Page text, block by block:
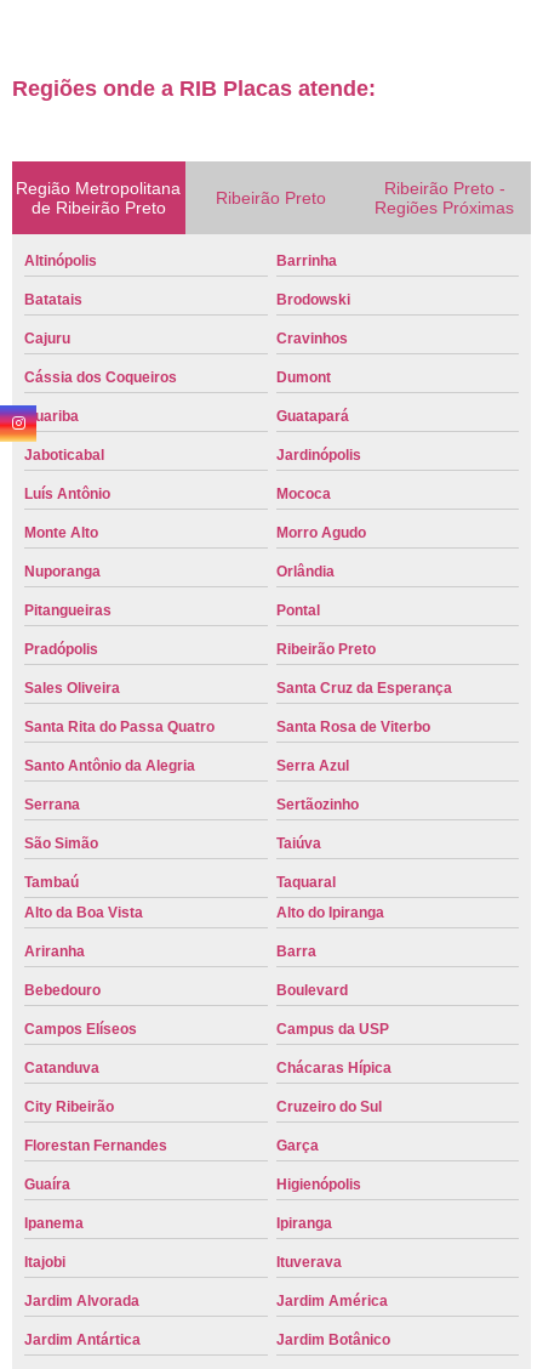
Regiões onde a RIB Placas atende:
Região Metropolitana
de Ribeirão Preto
Ribeirão Preto
Ribeirão Preto -
Regiões Próximas
Altinópolis Barrinha
Batatais Brodowski
Cajuru Cravinhos
Cássia dos Coqueiros Dumont
Guariba Guatapará
Jaboticabal Jardinópolis
Luís Antônio Mococa
Monte Alto Morro Agudo
Nuporanga Orlândia
Pitangueiras Pontal
Pradópolis Ribeirão Preto
Sales Oliveira Santa Cruz da Esperança
Santa Rita do Passa Quatro Santa Rosa de Viterbo
Santo Antônio da Alegria Serra Azul
Serrana Sertãozinho
São Simão Taiúva
Tambaú
Taquaral
Alto da Boa Vista
Alto do Ipiranga
Ariranha Barra
Bebedouro Boulevard
Campos Elíseos Campus da USP
Catanduva Chácaras Hípica
City Ribeirão Cruzeiro do Sul
Florestan Fernandes Garça
Guaíra Higienópolis
Ipanema Ipiranga
Itajobi Ituverava
Jardim Alvorada Jardim América
Jardim Antártica Jardim Botânico